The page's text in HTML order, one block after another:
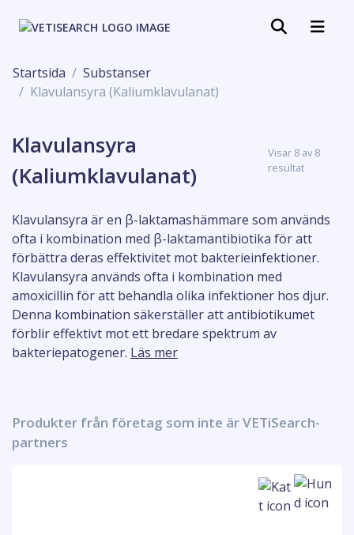
Startsida
Substanser
Klavulansyra (Kaliumklavulanat)
Klavulansyra
(Kaliumklavulanat)
Visar 8 av 8
resultat
Klavulansyra är en β-laktamashämmare som används
ofta i kombination med β-laktamantibiotika för att
förbättra deras effektivitet mot bakterieinfektioner.
Klavulansyra används ofta i kombination med
amoxicillin för att behandla olika infektioner hos djur.
Denna kombination säkerställer att antibiotikumet
förblir effektivt mot ett bredare spektrum av
bakteriepatogener. Läs mer
Produkter från företag som inte är VETiSearch-
partners